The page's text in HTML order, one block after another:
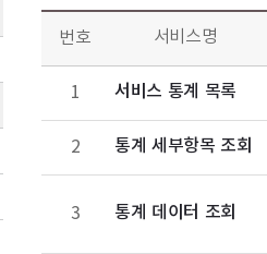
번호 서비스명
1 서비스 통계 목록
2 통계 세부항목 조회
3 통계 데이터 조회